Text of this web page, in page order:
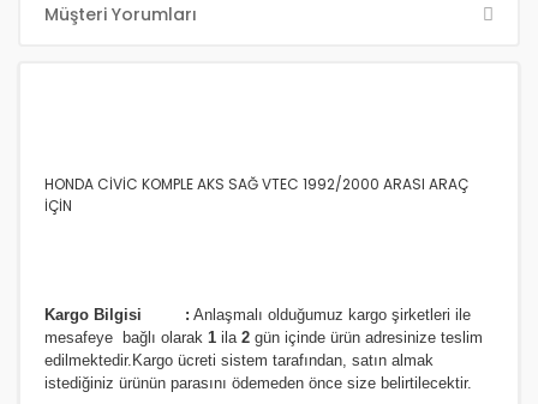
Müşteri Yorumları
HONDA CİVİC KOMPLE AKS SAĞ VTEC 1992/2000 ARASI ARAÇ
İÇİN
Kargo Bilgisi : Anlaşmalı olduğumuz kargo şirketleri ile
mesafeye bağlı olarak 1 ila 2 gün içinde ürün adresinize teslim
edilmektedir. Kargo ücreti sistem tarafından, satın almak
istediğiniz ürünün parasını ödemeden önce size belirtilecektir.